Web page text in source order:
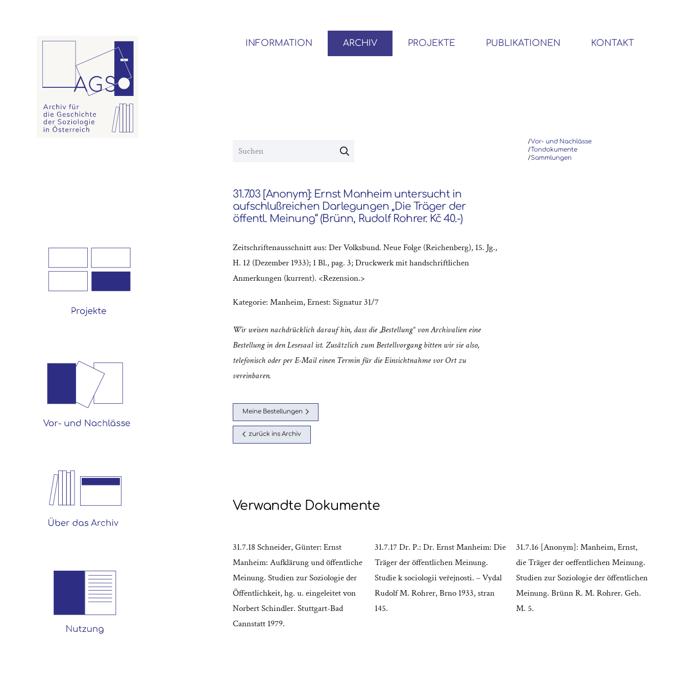
INFORMATION ARCHIV PROJEKTE PUBLIKATIONEN KONTAKT
/Vor- und Nachlässe
/Tondokumente
/Sammlungen
31.7.03 [Anonym]: Ernst Manheim untersucht in
aufschlußreichen Darlegungen „Die Träger der
öffentl. Meinung“ (Brünn, Rudolf Rohrer. Kč 40.-)
Zeitschriftenausschnitt aus: Der Volksbund. Neue Folge (Reichenberg), 15. Jg.,
H. 12 (Dezember 1933); 1 Bl., pag. 3; Druckwerk mit handschriftlichen
Anmerkungen (kurrent). <Rezension.>
Kategorie: Manheim, Ernest: Signatur 31/7
Wir weisen nachdrücklich darauf hin, dass die „Bestellung“ von Archivalien eine
Bestellung in den Lesesaal ist. Zusätzlich zum Bestellvorgang bitten wir sie also,
telefonisch oder per E-Mail einen Termin für die Einsichtnahme vor Ort zu
vereinbaren.
Meine Bestellungen
zurück ins Archiv
Verwandte Dokumente
31.7.18 Schneider, Günter: Ernst
Manheim: Aufklärung und öffentliche
Meinung. Studien zur Soziologie der
Öffentlichkeit, hg. u. eingeleitet von
Norbert Schindler. Stuttgart-Bad
Cannstatt 1979.
31.7.17 Dr. P.: Dr. Ernst Manheim: Die
Träger der öffentlichen Meinung.
Studie k sociologii veřejnosti. – Vydal
Rudolf M. Rohrer, Brno 1933, stran
145.
31.7.16 [Anonym]: Manheim, Ernst,
die Träger der oeffentlichen Meinung.
Studien zur Soziologie der öffentlichen
Meinung. Brünn R. M. Rohrer. Geh.
M. 5.